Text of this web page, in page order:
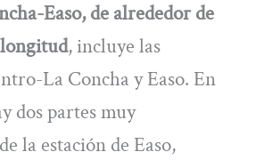
Easo, de alrededor de
, incluye las
La Concha y Easo. En
dos partes muy
la estación de Easo,